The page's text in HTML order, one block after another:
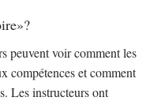
peuvent voir comment les
compétences et comment
Les instructeurs ont